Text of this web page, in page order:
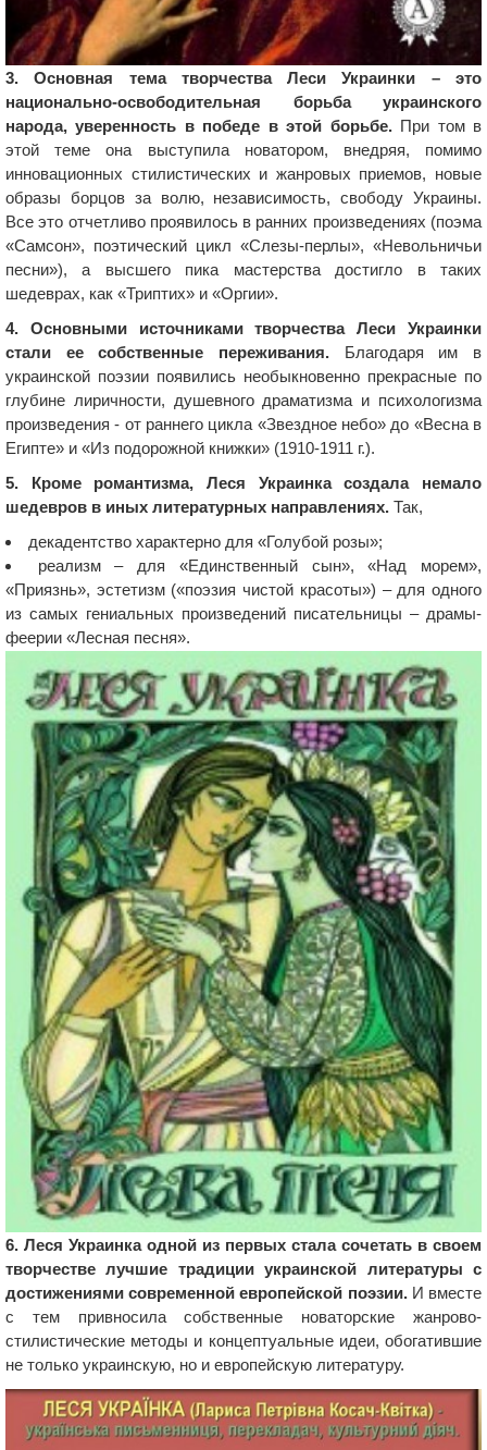
3. Основная тема творчества Леси Украинки – это
национально-освободительная борьба украинского
народа, уверенность в победе в этой борьбе.При том в
этой теме она выступила новатором, внедряя, помимо
инновационных стилистических и жанровых приемов, новые
образы борцов за волю, независимость, свободу Украины.
Все это отчетливо проявилось в ранних произведениях (поэма
«Самсон», поэтический цикл «Слезы-перлы», «Невольничьи
песни»), а высшего пика мастерства достигло в таких
шедеврах, как «Триптих» и «Оргии».
4. Основными источниками творчества Леси Украинки
стали ее собственные переживания. Благодаря им в
украинской поэзии появились необыкновенно прекрасные по
глубине лиричности, душевного драматизма и психологизма
произведения - от раннего цикла «Звездное небо» до «Весна в
Египте» и «Из подорожной книжки» (1910-1911 г.).
5. Кроме романтизма, Леся Украинка создала немало
шедевров в иных литературных направлениях. Так,
декадентство характерно для «Голубой розы»;
реализм – для «Единственный сын», «Над морем»,
«Приязнь», эстетизм («поэзия чистой красоты») – для одного
из самых гениальных произведений писательницы – драмы-
феерии «Лесная песня».
6. Леся Украинка одной из первых стала сочетать в своем
творчестве лучшие традиции украинской литературы с
достижениями современной европейской поэзии.И вместе
с тем привносила собственные новаторские жанрово-
стилистические методы и концептуальные идеи, обогатившие
не только украинскую, но и европейскую литературу.